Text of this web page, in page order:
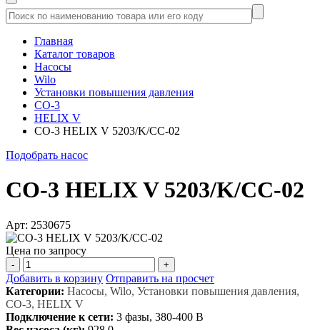
Главная
Каталог товаров
Насосы
Wilo
Установки повышения давления
CO-3
HELIX V
CO-3 HELIX V 5203/K/CC-02
Подобрать насос
CO-3 HELIX V 5203/K/CC-02
Арт: 2530675
Цена по запросу
- +
Добавить в корзину Отправить на просчет
Категории: Насосы, Wilo, Установки повышения давления,
CO-3, HELIX V
Подключение к сети: 3 фазы, 380-400 В